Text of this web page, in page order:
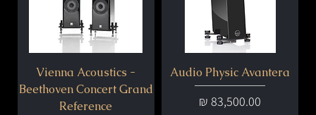
Audio Physic Avantera
מחיר
Vienna Acoustics -
Beethoven Concert Grand
Reference